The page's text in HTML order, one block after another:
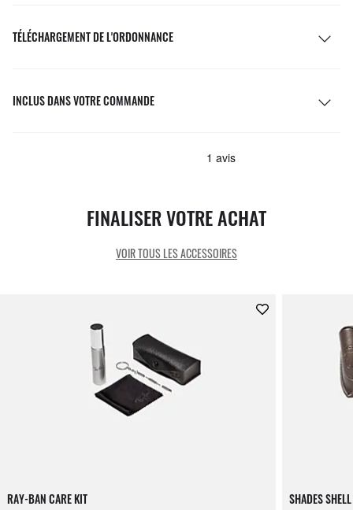
TÉLÉCHARGEMENT DE L'ORDONNANCE
INCLUS DANS VOTRE COMMANDE
FINALISER VOTRE ACHAT
VOIR TOUS LES ACCESSOIRES
RAY-BAN CARE KIT SHADES